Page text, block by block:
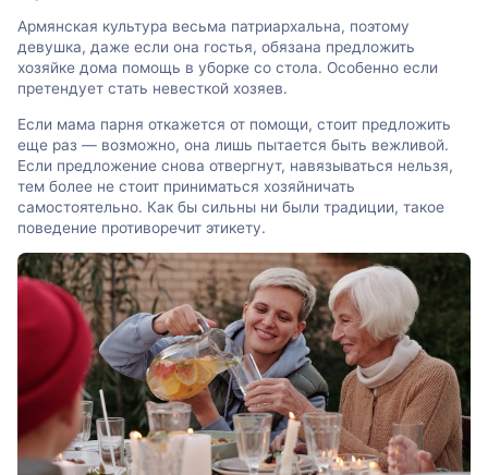
Армянская культура весьма патриархальна, поэтому
девушка, даже если она гостья, обязана предложить
хозяйке дома помощь в уборке со стола. Особенно если
претендует стать невесткой хозяев.
Если мама парня откажется от помощи, стоит предложить
еще раз — возможно, она лишь пытается быть вежливой.
Если предложение снова отвергнут, навязываться нельзя,
тем более не стоит приниматься хозяйничать
самостоятельно. Как бы сильны ни были традиции, такое
поведение противоречит этикету.